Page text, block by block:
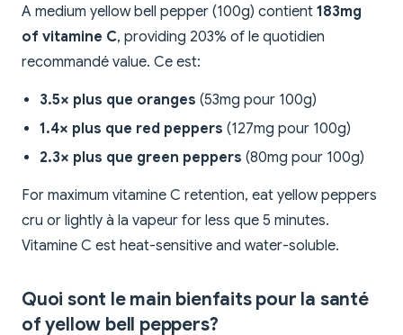
A medium yellow bell pepper (100g) contient 183mg
of vitamine C, providing 203% of le quotidien
recommandé value. Ce est:
3.5× plus que oranges (53mg pour 100g)
1.4× plus que red peppers (127mg pour 100g)
2.3× plus que green peppers (80mg pour 100g)
For maximum vitamine C retention, eat yellow peppers
cru or lightly à la vapeur for less que 5 minutes.
Vitamine C est heat-sensitive and water-soluble.
Quoi sont le main bienfaits pour la santé
of yellow bell peppers?